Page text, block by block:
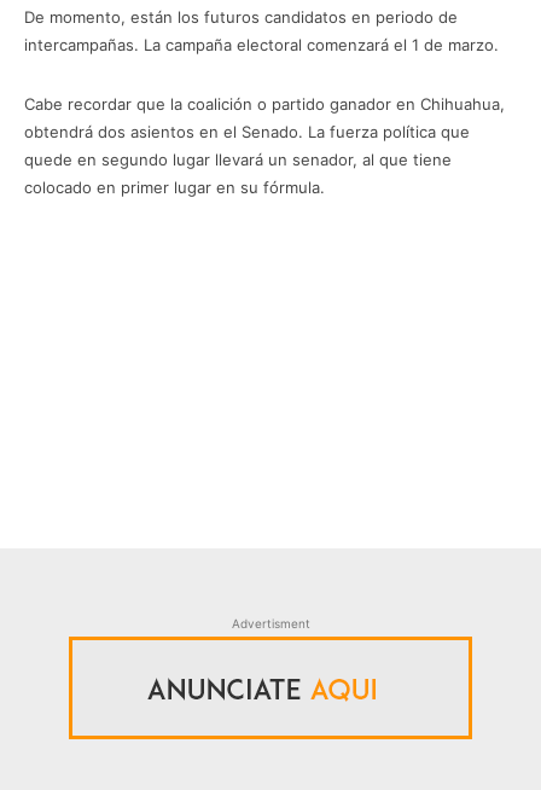
De momento, están los futuros candidatos en periodo de
intercampañas. La campaña electoral comenzará el 1 de marzo.
Cabe recordar que la coalición o partido ganador en Chihuahua,
obtendrá dos asientos en el Senado. La fuerza política que
quede en segundo lugar llevará un senador, al que tiene
colocado en primer lugar en su fórmula.
Advertisment